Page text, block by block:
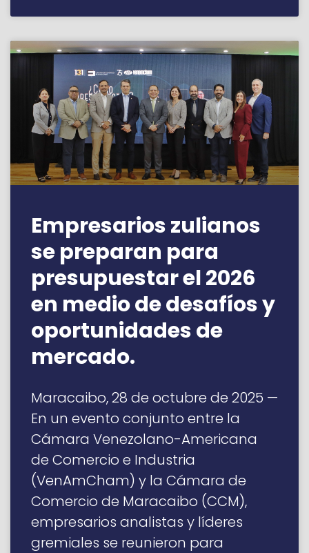
Empresarios zulianos
se preparan para
presupuestar el 2026
en medio de desafíos y
oportunidades de
mercado.
Maracaibo, 28 de octubre de 2025 —
En un evento conjunto entre la
Cámara Venezolano-Americana
de Comercio e Industria
(VenAmCham) y la Cámara de
Comercio de Maracaibo (CCM),
empresarios analistas y líderes
gremiales se reunieron para